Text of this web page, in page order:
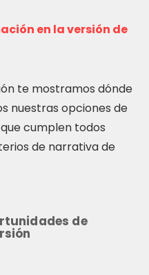
en la versión de
te mostramos dónde
nuestras opciones de
cumplen todos
de narrativa de
de